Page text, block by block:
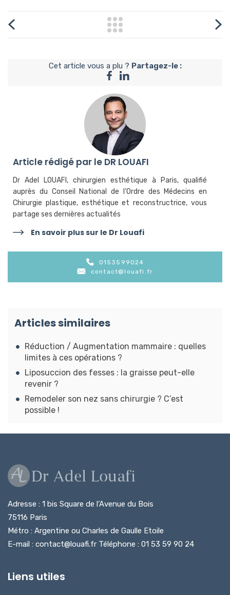
Cet article vous a plu ? Partagez-le :
Article rédigé par le DR LOUAFI
Dr Adel LOUAFI, chirurgien esthétique à Paris, qualifié
auprès du Conseil National de l’Ordre des Médecins en
Chirurgie plastique, esthétique et reconstructrice, vous
partage ses dernières actualités
En savoir plus sur le Dr Louafi
0153599024
contact@louafi.fr
Articles similaires
Réduction / Augmentation mammaire : quelles
limites à ces opérations ?
Liposuccion des fesses : la graisse peut-elle
revenir ?
Remodeler son nez sans chirurgie ? C’est
possible !
Adresse : 1 bis Square de l’Avenue du Bois
75116 Paris
Métro : Argentine ou Charles de Gaulle Etoile
E-mail : contact@louafi.fr Téléphone : 01 53 59 90 24
Liens utiles